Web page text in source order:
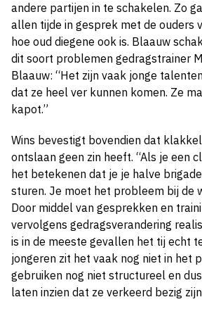
andere partijen in te schakelen. Zo
allen tijde in gesprek met de ouders
hoe oud diegene ook is. Blaauw
dit soort problemen gedragstrainer
Blaauw: “Het zijn vaak jonge
dat ze heel ver kunnen komen. Ze
kapot.”
Wins bevestigt bovendien dat
ontslaan geen zin heeft. “Als je een
het betekenen dat je je halve
sturen. Je moet het probleem bij de
Door middel van gesprekken en
vervolgens gedragsverandering
is in de meeste gevallen het tij echt
jongeren zit het vaak nog niet in het
gebruiken nog niet structureel en
laten inzien dat ze verkeerd bezig